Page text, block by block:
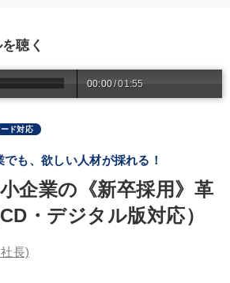
力を獲得する
経営者》講話４選
〈売れ筋・人気〉音声＆動画20選
和田秀樹の「老いない力」＋健康な社長と
聴く
00:00/01:55
ド対応
も、欲しい人材が採れる！
企業の《新卒採用》革
・デジタル版対応）
長)